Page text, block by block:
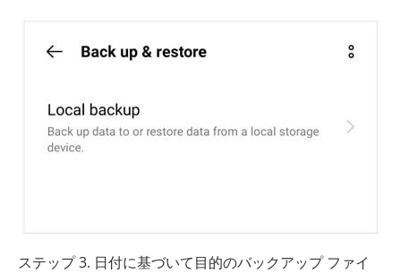
ステップ 3. 日付に基づいて目的のバックアップ ファイ